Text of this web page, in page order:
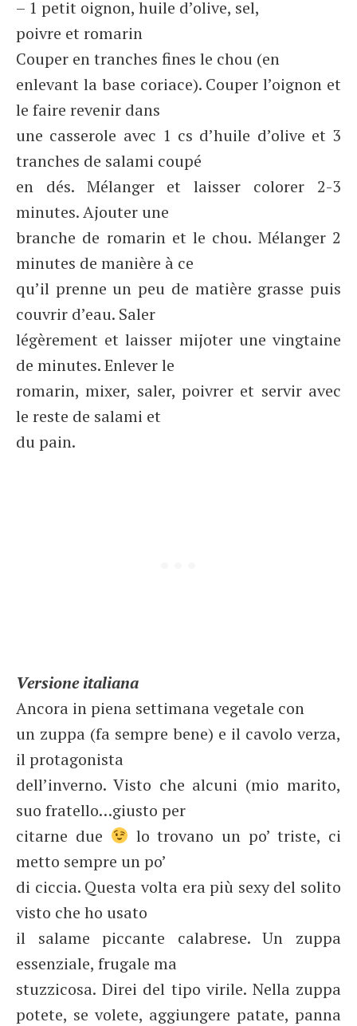
– 1 petit oignon, huile d’olive, sel,
poivre et romarin
Couper en tranches fines le chou (en
enlevant la base coriace). Couper l’oignon et
le faire revenir dans
une casserole avec 1 cs d’huile d’olive et 3
tranches de salami coupé
en dés. Mélanger et laisser colorer 2-3
minutes. Ajouter une
branche de romarin et le chou. Mélanger 2
minutes de manière à ce
qu’il prenne un peu de matière grasse puis
couvrir d’eau. Saler
légèrement et laisser mijoter une vingtaine
de minutes. Enlever le
romarin, mixer, saler, poivrer et servir avec
le reste de salami et
du pain.
Versione italiana
Ancora in piena settimana vegetale con
un zuppa (fa sempre bene) e il cavolo verza,
il protagonista
dell’inverno. Visto che alcuni (mio marito,
suo fratello…giusto per
citarne due
lo trovano un po’ triste, ci
metto sempre un po’
di ciccia. Questa volta era più sexy del solito
visto che ho usato
il salame piccante calabrese. Un zuppa
essenziale, frugale ma
stuzzicosa. Direi del tipo virile. Nella zuppa
potete, se volete, aggiungere patate, panna